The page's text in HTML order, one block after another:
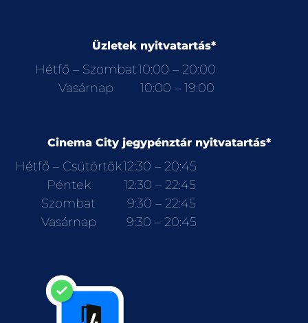
Üzletek nyitvatartás*
Hétfő – Szombat10:00 – 20:00
Vasárnap
10:00 – 19:00
Cinema City jegypénztár nyitvatartás*
Hétfő – Csütörtök12:30 – 20:45
Péntek
12:30 – 22:45
Szombat
9:30 – 22:45
Vasárnap
9:30 – 20:45